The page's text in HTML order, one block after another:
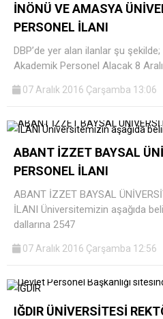
İNÖNÜ VE AMASYA
PERSONEL İLANI
DBP’de yer alan ilanlar şu
Akademik Personel Alacak 8
07 Aralık 2016 Çarşamba 13:06
ABANT İZZET BAYSAL
PERSONEL İLANI
ABANT İZZET BAYSAL
İLANI Üniversitemizin aşağıda
dallarına 2547
07 Aralık 2016 Çarşamba 12:56
IĞDIR ÜNİVERSİTESİ